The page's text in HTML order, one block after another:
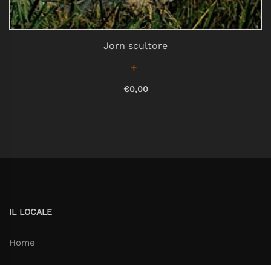
Jorn scultore
€0,00
IL LOCALE
Home